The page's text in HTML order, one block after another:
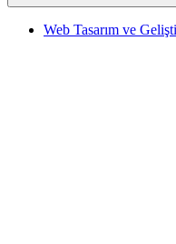
Web Tasarım ve